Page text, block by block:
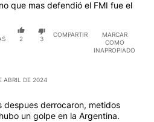
que mas defendió el FMI fue el
2 3
COMPARTIR
MARCAR
COMO
INAPROPIADO
ABRIL DE 2024
despues derrocaron, metidos
un golpe en la Argentina.